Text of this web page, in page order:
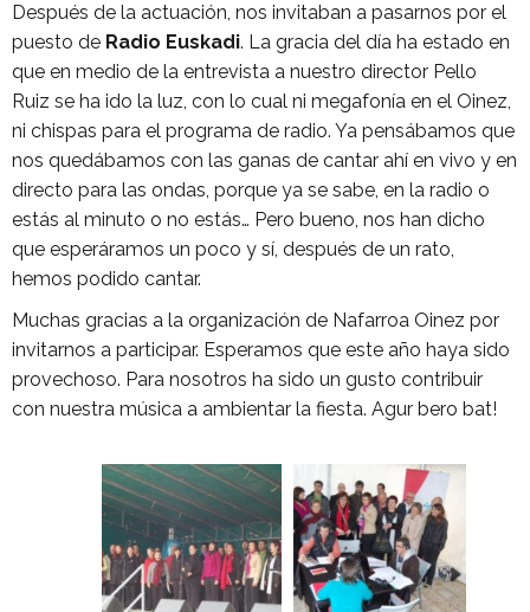
Después de la actuación, nos invitaban a pasarnos por el
puesto de Radio Euskadi. La gracia del día ha estado en
que en medio de la entrevista a nuestro director Pello
Ruiz se ha ido la luz, con lo cual ni megafonía en el Oinez,
ni chispas para el programa de radio. Ya pensábamos que
nos quedábamos con las ganas de cantar ahí en vivo y en
directo para las ondas, porque ya se sabe, en la radio o
estás al minuto o no estás… Pero bueno, nos han dicho
que esperáramos un poco y sí, después de un rato,
hemos podido cantar.
Muchas gracias a la organización de Nafarroa Oinez por
invitarnos a participar. Esperamos que este año haya sido
provechoso. Para nosotros ha sido un gusto contribuir
con nuestra música a ambientar la fiesta. Agur bero bat!